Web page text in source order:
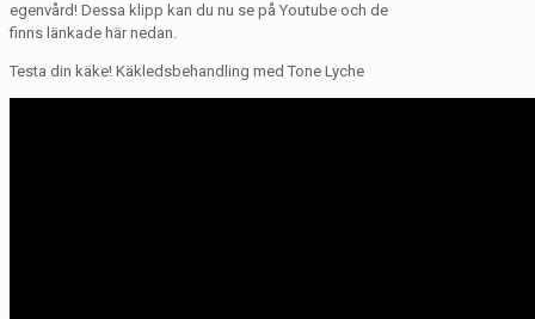
egenvård! Dessa klipp kan du nu se på Youtube och de
finns länkade här nedan.
Testa din käke! Käkledsbehandling med Tone Lyche